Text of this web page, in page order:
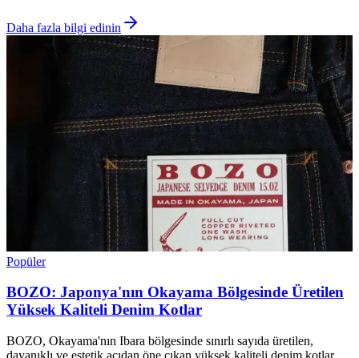
Daha fazla bilgi edinin
Popüler
BOZO: Japonya'nın Okayama Bölgesinde Üretilen
Yüksek Kaliteli Denim Kotlar
BOZO, Okayama'nın Ibara bölgesinde sınırlı sayıda üretilen,
dayanıklı ve estetik açıdan öne çıkan yüksek kaliteli denim kotlar